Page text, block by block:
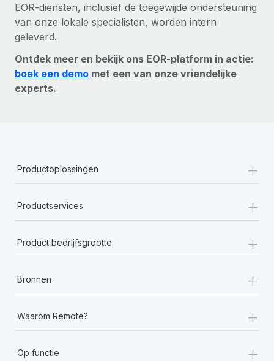
EOR-diensten, inclusief de toegewijde ondersteuning
van onze lokale specialisten, worden intern
geleverd.
Ontdek meer en bekijk ons EOR-platform in actie:
boek een demo met een van onze vriendelijke
experts.
Productoplossingen +
Productservices +
Product bedrijfsgrootte +
Bronnen +
Waarom Remote? +
Op functie +